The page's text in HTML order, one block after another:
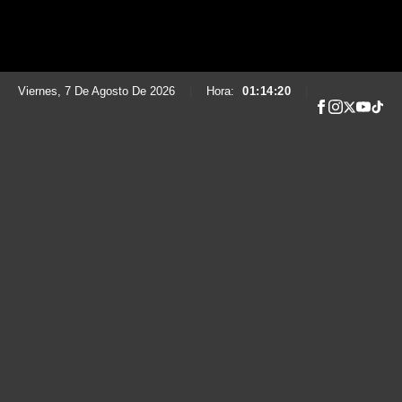
Viernes, 7 De Agosto De 2026 Hora: 01:14:21